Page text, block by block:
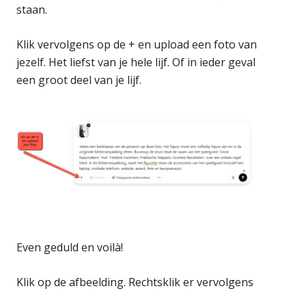
staan.
Klik vervolgens op de + en upload een foto van
jezelf. Het liefst van je hele lijf. Of in ieder geval
een groot deel van je lijf.
Even geduld en voilà!
Klik op de afbeelding. Rechtsklik er vervolgens